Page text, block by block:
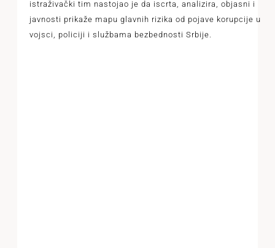
istraživački tim nastojao je da iscrta, analizira, objasni i
javnosti prikaže mapu glavnih rizika od pojave korupcije u
vojsci, policiji i službama bezbednosti Srbije.